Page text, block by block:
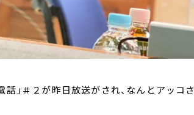
」＃２が昨日放送がされ、なんとアッコさ